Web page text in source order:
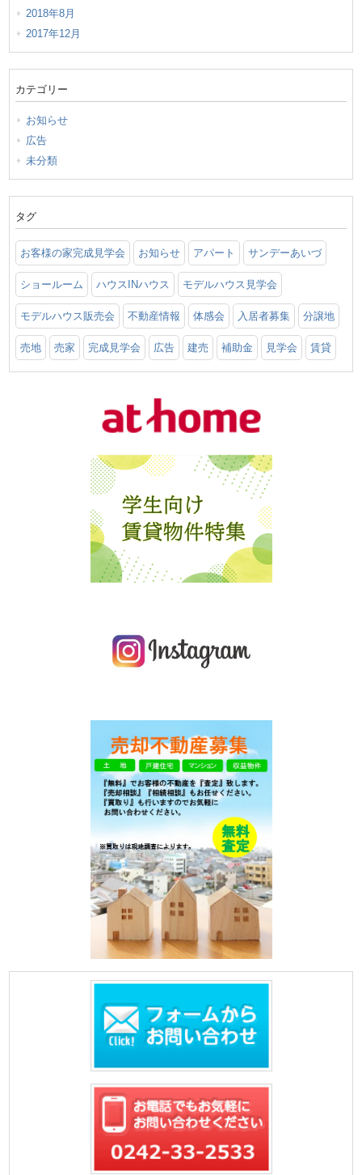
2018年8月
2017年12月
カテゴリー
お知らせ
広告
未分類
タグ
お客様の家完成見学会 お知らせ アパート サンデーあいづ
ショールーム ハウスINハウス モデルハウス見学会
モデルハウス販売会 不動産情報 体感会 入居者募集 分譲地
売地 売家 完成見学会 広告 建売 補助金 見学会 賃貸